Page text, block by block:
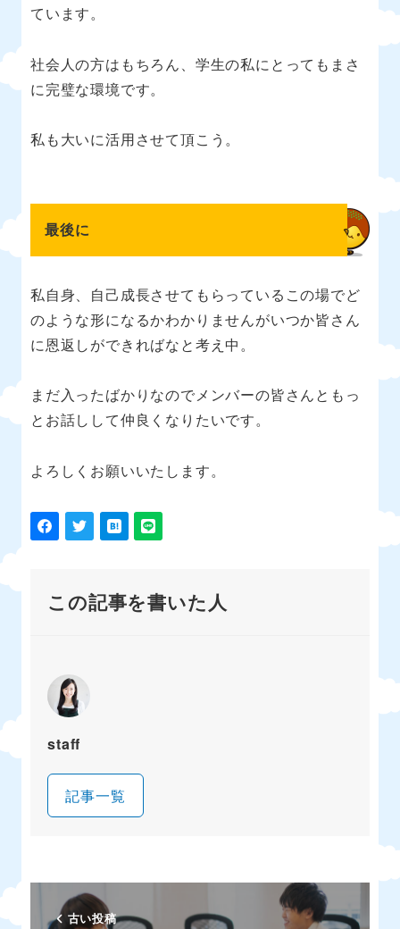
ています。
社会人の方はもちろん、学生の私にとってもまさ
に完璧な環境です。
私も大いに活用させて頂こう。
最後に
私自身、自己成長させてもらっているこの場でど
のような形になるかわかりませんがいつか皆さん
に恩返しができればなと考え中。
まだ入ったばかりなのでメンバーの皆さんともっ
とお話しして仲良くなりたいです。
よろしくお願いいたします。
この記事を書いた人
staff
記事一覧
古い投稿